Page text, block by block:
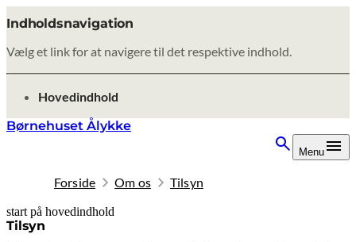
Indholdsnavigation
Vælg et link for at navigere til det respektive indhold.
gå til
Hovedindhold
Børnehuset Ålykke
Menu
Forside Om os Tilsyn
start på hovedindhold
Tilsyn
senest opdateret 4. marts 2026